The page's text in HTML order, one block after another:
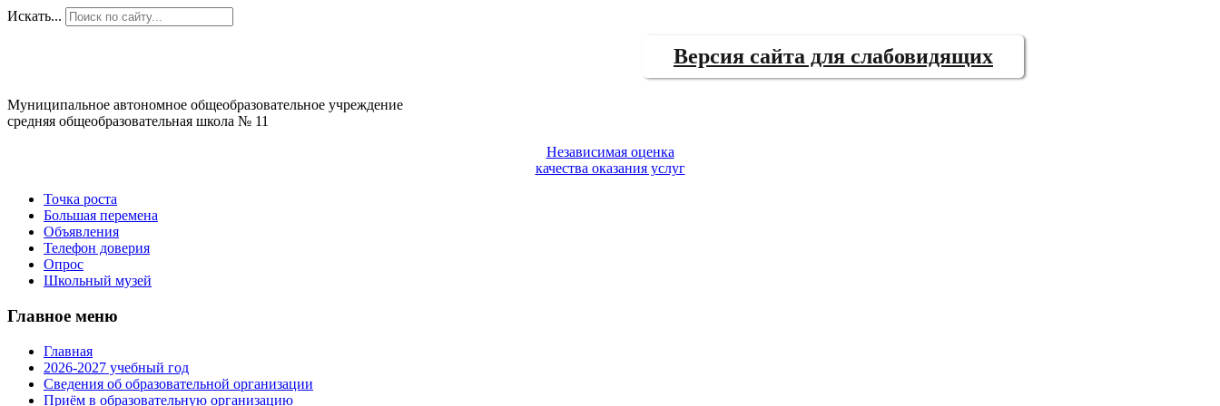
Искать...
Версия сайта для слабовидящих
Муниципальное автономное общеобразовательное учреждение
средняя общеобразовательная школа № 11
Независимая оценка
качества оказания услуг
Точка роста
Большая перемена
Объявления
Телефон доверия
Опрос
Школьный музей
Главное меню
Главная
2026-2027 учебный год
Сведения об образовательной организации
Приём в образовательную организацию